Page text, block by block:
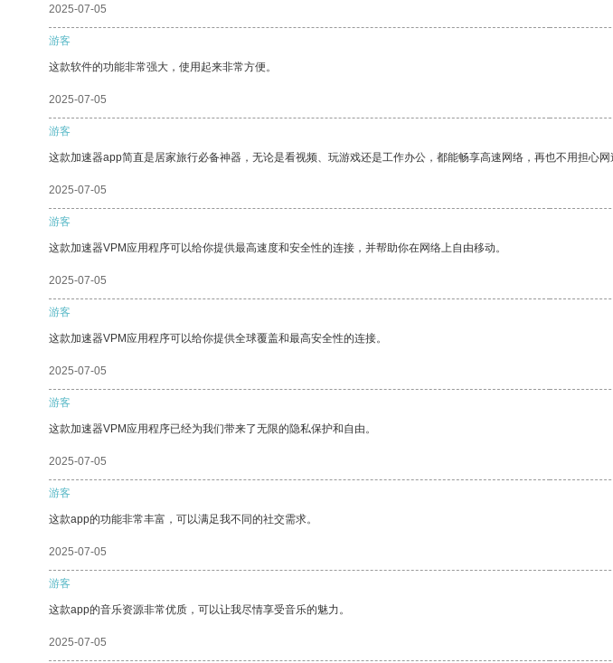
2025-07-05
游客
这款软件的功能非常强大，使用起来非常方便。
2025-07-05
游客
这款加速器app简直是居家旅行必备神器，无论是看视频、玩游戏还是工作办公，都能畅享高速网络，再也不用担心网
2025-07-05
游客
这款加速器VPM应用程序可以给你提供最高速度和安全性的连接，并帮助你在网络上自由移动。
2025-07-05
游客
这款加速器VPM应用程序可以给你提供全球覆盖和最高安全性的连接。
2025-07-05
游客
这款加速器VPM应用程序已经为我们带来了无限的隐私保护和自由。
2025-07-05
游客
这款app的功能非常丰富，可以满足我不同的社交需求。
2025-07-05
游客
这款app的音乐资源非常优质，可以让我尽情享受音乐的魅力。
2025-07-05